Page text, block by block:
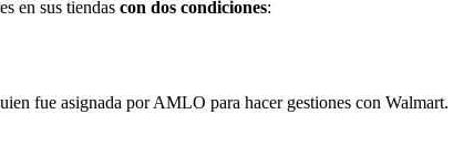
en sus tiendas con dos condiciones:
fue asignada por AMLO para hacer gestiones con Walmart.